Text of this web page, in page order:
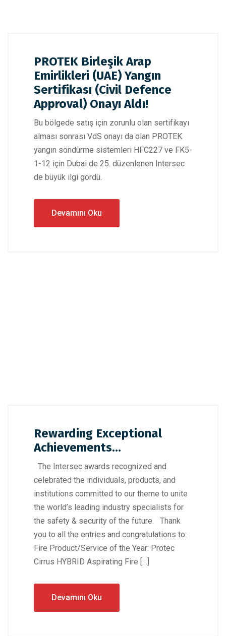
PROTEK Birleşik Arap
Emirlikleri (UAE) Yangın
Sertifikası (Civil Defence
Approval) Onayı Aldı!
Bu bölgede satış için zorunlu olan sertifikayı
alması sonrası VdS onayı da olan PROTEK
yangın söndürme sistemleri HFC227 ve FK5-
1-12 için Dubai de 25. düzenlenen Intersec
de büyük ilgi gördü.
Devamını Oku
Rewarding Exceptional
Achievements…
The Intersec awards recognized and
celebrated the individuals, products, and
institutions committed to our theme to unite
the world’s leading industry specialists for
the safety & security of the future. Thank
you to all the entries and congratulations to:
Fire Product/Service of the Year: Protec
Cirrus HYBRID Aspirating Fire […]
Devamını Oku